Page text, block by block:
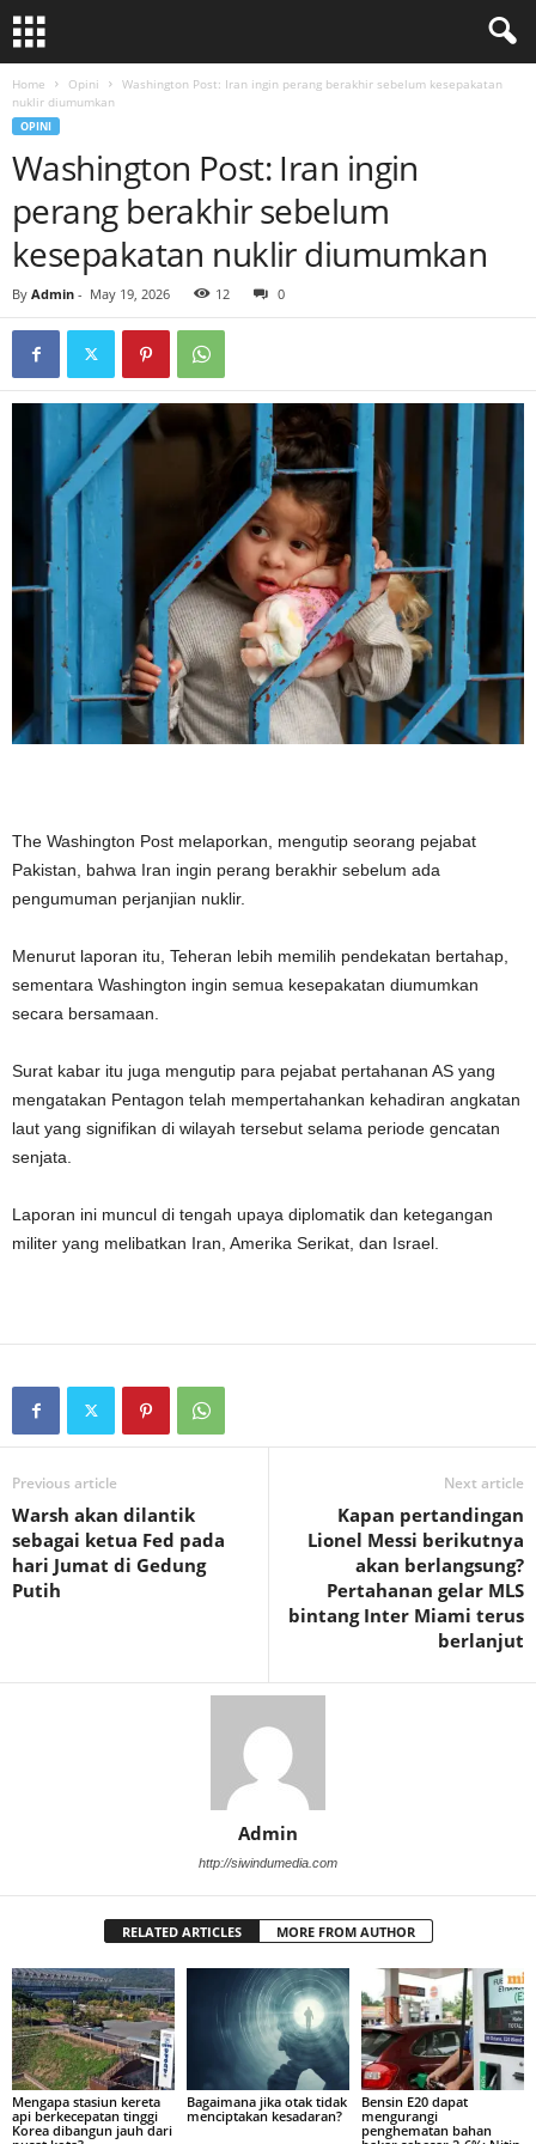
Home Opini
Washington Post: Iran ingin perang berakhir sebelum kesepakatan
nuklir diumumkan
OPINI
Washington Post: Iran ingin
perang berakhir sebelum
kesepakatan nuklir diumumkan
By Admin - May 19, 2026 12 0
The Washington Post melaporkan, mengutip seorang pejabat
Pakistan, bahwa Iran ingin perang berakhir sebelum ada
pengumuman perjanjian nuklir.
Menurut laporan itu, Teheran lebih memilih pendekatan bertahap,
sementara Washington ingin semua kesepakatan diumumkan
secara bersamaan.
Surat kabar itu juga mengutip para pejabat pertahanan AS yang
mengatakan Pentagon telah mempertahankan kehadiran angkatan
laut yang signifikan di wilayah tersebut selama periode gencatan
senjata.
Laporan ini muncul di tengah upaya diplomatik dan ketegangan
militer yang melibatkan Iran, Amerika Serikat, dan Israel.
Previous article
Warsh akan dilantik
sebagai ketua Fed pada
hari Jumat di Gedung
Putih
Next article
Kapan pertandingan
Lionel Messi berikutnya
akan berlangsung?
Pertahanan gelar MLS
bintang Inter Miami terus
berlanjut
Admin
http://siwindumedia.com
RELATED ARTICLES MORE FROM AUTHOR
Mengapa stasiun kereta
api berkecepatan tinggi
Korea dibangun jauh dari
Bagaimana jika otak tidak
menciptakan kesadaran?
Bensin E20 dapat
mengurangi
penghematan bahan